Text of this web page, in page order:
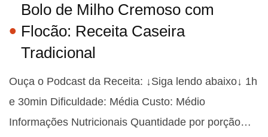
Bolo de Milho Cremoso com
Flocão: Receita Caseira
Tradicional
Ouça o Podcast da Receita: ↓Siga lendo abaixo↓ 1h
e 30min Dificuldade: Média Custo: Médio
Informações Nutricionais Quantidade por porção…